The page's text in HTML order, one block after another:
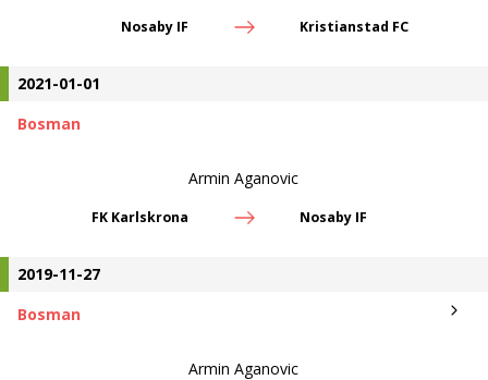
Nosaby IF Kristianstad FC
2021-01-01
Bosman
Armin Aganovic
FK Karlskrona Nosaby IF
2019-11-27
Bosman
Armin Aganovic